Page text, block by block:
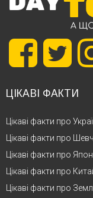
ЦІКАВІ ФАКТИ
Цікаві факти про
Цікаві факти про
Цікаві факти про
Цікаві факти про
Цікаві факти про